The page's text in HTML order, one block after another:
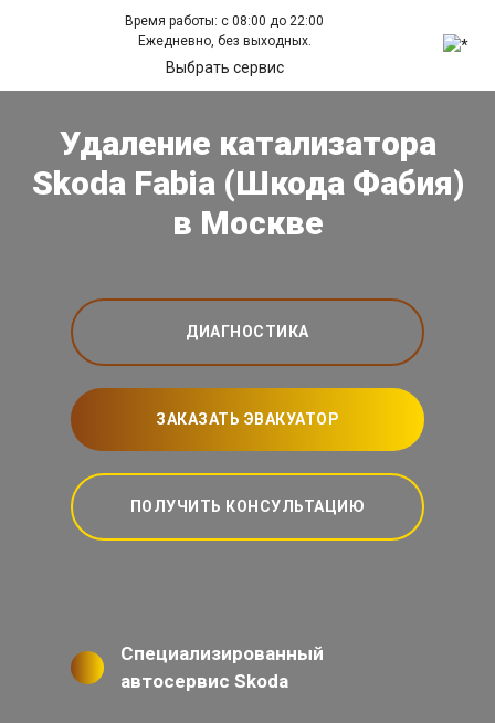
Время работы: с 08:00 до 22:00
Ежедневно, без выходных.
Выбрать сервис
Удаление катализатора
Skoda Fabia (Шкода Фабия)
в Москве
ДИАГНОСТИКА
ЗАКАЗАТЬ ЭВАКУАТОР
ПОЛУЧИТЬ КОНСУЛЬТАЦИЮ
Специализированный
автосервис Skoda